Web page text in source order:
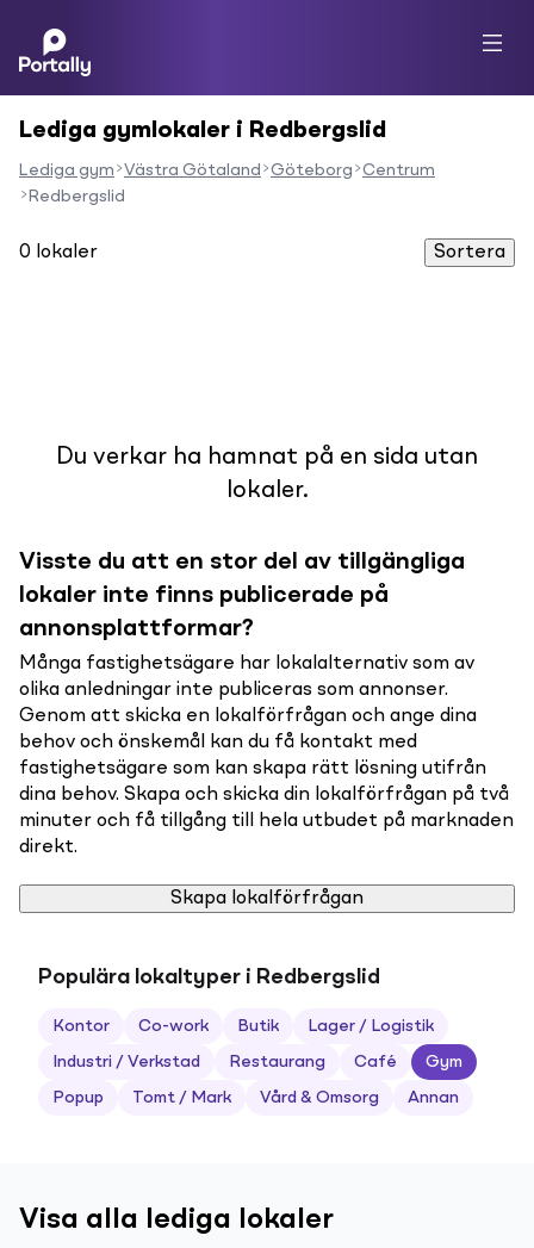
Lediga gymlokaler i Redbergslid
Lediga gym Västra Götaland Göteborg
Centrum
Redbergslid
0 lokaler Sortera
Du verkar ha hamnat på en sida utan
lokaler.
Visste du att en stor del av tillgängliga
lokaler inte finns publicerade på
annonsplattformar?
Många fastighetsägare har lokalalternativ som av
olika anledningar inte publiceras som annonser.
Genom att skicka en lokalförfrågan och ange dina
behov och önskemål kan du få kontakt med
fastighetsägare som kan skapa rätt lösning utifrån
dina behov. Skapa och skicka din lokalförfrågan på två
minuter och få tillgång till hela utbudet på marknaden
direkt.
Skapa lokalförfrågan
Populära lokaltyper i Redbergslid
Kontor Co-work Butik Lager / Logistik
Industri / Verkstad Restaurang Café Gym
Popup Tomt / Mark Vård & Omsorg Annan
Visa alla lediga lokaler